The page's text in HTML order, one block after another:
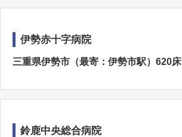
伊勢赤十字病院
三重県伊勢市（最寄：伊勢市駅）620床
鈴鹿中央総合病院